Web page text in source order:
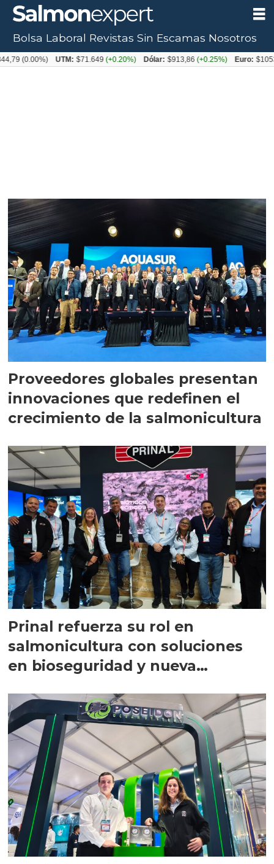
Tag:
Proveedores globales presentan
innovaciones que redefinen el
crecimiento de la salmonicultura
Prinal refuerza su rol en
salmonicultura con soluciones
en bioseguridad y nueva
Bolsa Laboral Revistas Sin Escamas Nosotros
(0.00%) UTM: $71.649 (+0.20%) Dólar: $913,86 (+0.25%) Euro: $1053,08